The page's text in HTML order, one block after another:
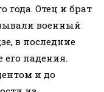
года. Отец и брат
военный
в последние
падения.
и до